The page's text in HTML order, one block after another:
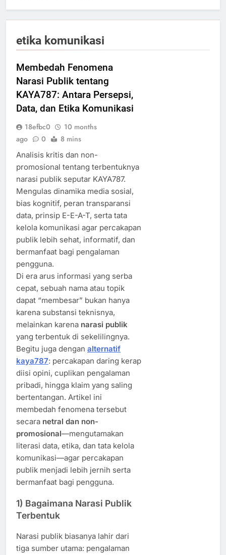
etika komunikasi
Membedah Fenomena
Narasi Publik tentang
KAYA787: Antara Persepsi,
Data, dan Etika Komunikasi
18efbc0
10 months
ago
0 8 mins
Analisis kritis dan non-
promosional tentang terbentuknya
narasi publik seputar KAYA787.
Mengulas dinamika media sosial,
bias kognitif, peran transparansi
data, prinsip E-E-A-T, serta tata
kelola komunikasi agar percakapan
publik lebih sehat, informatif, dan
bermanfaat bagi pengalaman
pengguna.
Di era arus informasi yang serba
cepat, sebuah nama atau topik
dapat “membesar” bukan hanya
karena substansi teknisnya,
melainkan karena narasi publik
yang terbentuk di sekelilingnya.
Begitu juga dengan alternatif
kaya787: percakapan daring kerap
diisi opini, cuplikan pengalaman
pribadi, hingga klaim yang saling
bertentangan. Artikel ini
membedah fenomena tersebut
secara netral dan non-
promosional—mengutamakan
literasi data, etika, dan tata kelola
komunikasi—agar percakapan
publik menjadi lebih jernih serta
bermanfaat bagi pengguna.
1) Bagaimana Narasi Publik
Terbentuk
Narasi publik biasanya lahir dari
tiga sumber utama: pengalaman